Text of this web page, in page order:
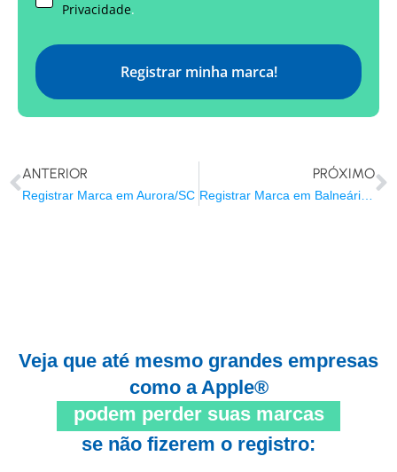
Privacidade.
Registrar minha marca!
ANTERIOR
Registrar Marca em Aurora/SC
PRÓXIMO
Registrar Marca em Balneário Barra do Sul/SC
Veja que até mesmo grandes empresas
como a Apple®
podem perder suas marcas
se não fizerem o registro: